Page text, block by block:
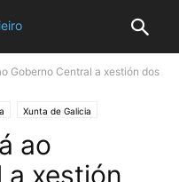
Goberno Central a xestión dos
Xunta de Galicia
ao
a xestión